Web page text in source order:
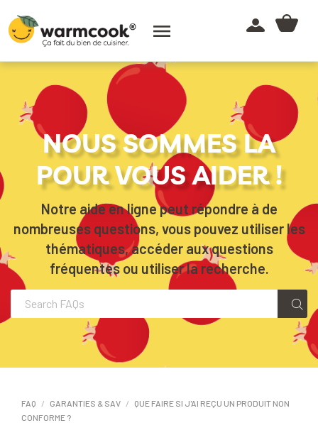

NOUS SOMMES LA
POUR VOUS AIDER !
Notre aide en ligne peut répondre à de
nombreuses questions, vous pouvez utiliser les
thématiques, accéder aux questions
fréquentes ou utiliser la recherche.
FAQ GARANTIES & SAV
QUE FAIRE SI J'AI REÇU UN PRODUIT NON
CONFORME ?